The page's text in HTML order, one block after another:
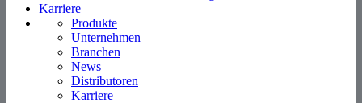
Karriere
Produkte
Unternehmen
Branchen
News
Distributoren
Karriere